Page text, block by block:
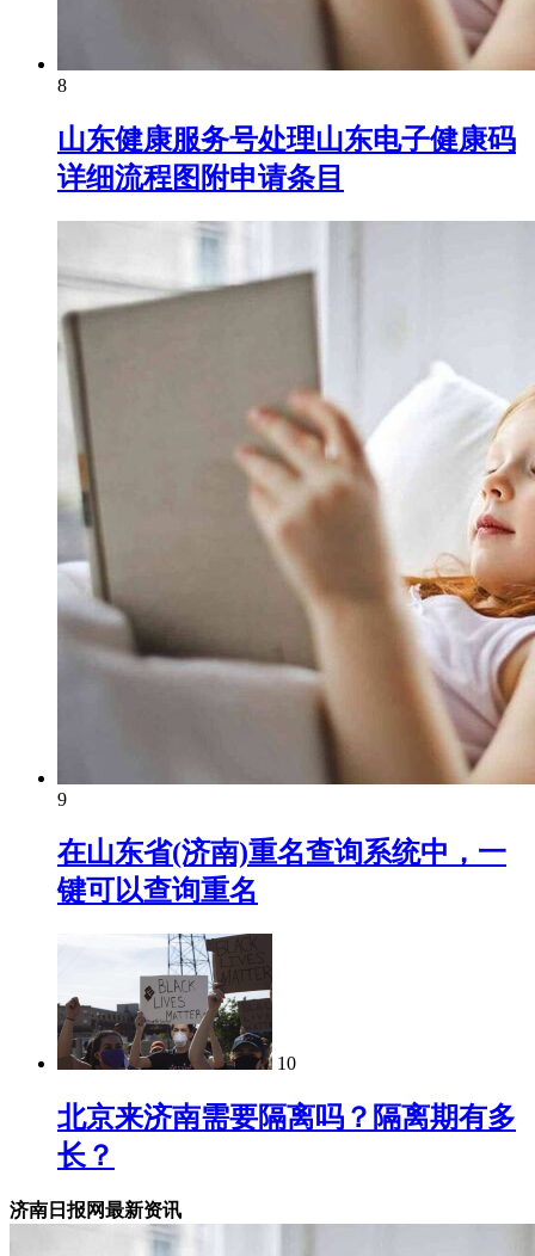
8
山东健康服务号处理山东电子健康码
详细流程图附申请条目
9
在山东省(济南)重名查询系统中，一
键可以查询重名
10
北京来济南需要隔离吗？隔离期有多
长？
济南日报网最新资讯